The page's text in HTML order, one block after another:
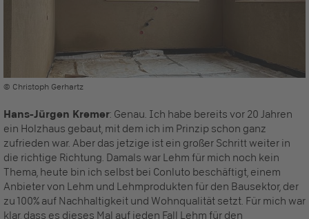
© Christoph Gerhartz
Hans-Jürgen Kremer: Genau. Ich habe bereits vor 20 Jahren
ein Holzhaus gebaut, mit dem ich im Prinzip schon ganz
zufrieden war. Aber das jetzige ist ein großer Schritt weiter in
die richtige Richtung. Damals war Lehm für mich noch kein
Thema, heute bin ich selbst bei Conluto beschäftigt, einem
Anbieter von Lehm und Lehmprodukten für den Bausektor, der
zu 100% auf Nachhaltigkeit und Wohnqualität setzt. Für mich war
klar, dass es dieses Mal auf jeden Fall Lehm für den